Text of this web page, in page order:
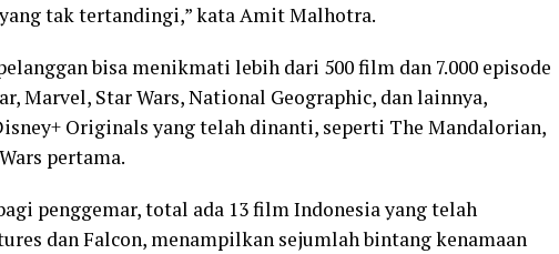
tak tertandingi,” kata Amit Malhotra.
bisa menikmati lebih dari 500 film dan 7.000 episode
Marvel, Star Wars, National Geographic, dan lainnya,
Originals yang telah dinanti, seperti The Mandalorian,
pertama.
penggemar, total ada 13 film Indonesia yang telah
dan Falcon, menampilkan sejumlah bintang kenamaan